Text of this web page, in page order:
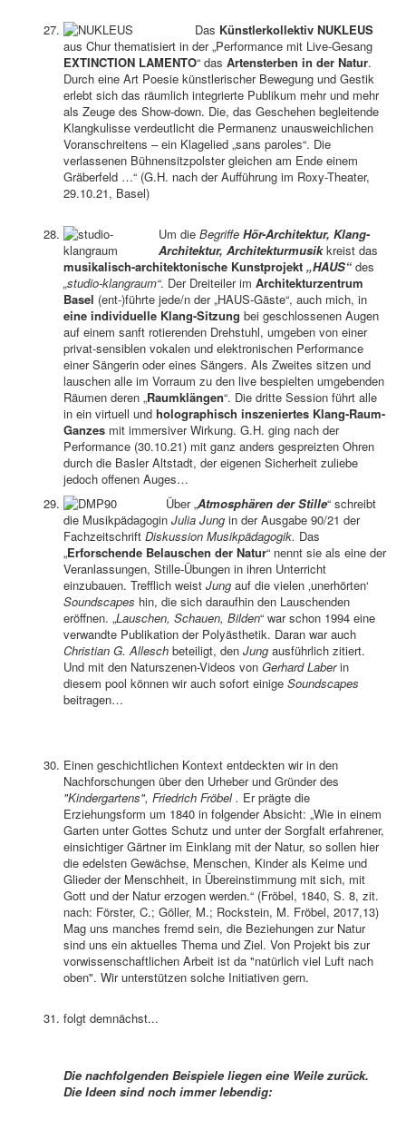
Das Künstlerkollektiv NUKLEUS
aus Chur thematisiert in der „Performance mit Live-Gesang
EXTINCTION LAMENTO“ das Artensterben in der Natur.
Durch eine Art Poesie künstlerischer Bewegung und Gestik
erlebt sich das räumlich integrierte Publikum mehr und mehr
als Zeuge des Show-down. Die, das Geschehen begleitende
Klangkulisse verdeutlicht die Permanenz unausweichlichen
Voranschreitens – ein Klagelied „sans paroles“. Die
verlassenen Bühnensitzpolster gleichen am Ende einem
Gräberfeld …“ (G.H. nach der Aufführung im Roxy-Theater,
29.10.21, Basel)
Um dieBegriffeHör-Architektur, Klang-
Architektur, Architekturmusikkreist das
musikalisch-architektonische Kunstprojekt „HAUS“ des
„studio-klangraum“. Der Dreiteiler im Architekturzentrum
Basel (ent-)führte jede/n der „HAUS-Gäste“, auch mich, in
eine individuelle Klang-Sitzung bei geschlossenen Augen
auf einem sanft rotierenden Drehstuhl, umgeben von einer
privat-sensiblen vokalen und elektronischen Performance
einer Sängerin oder eines Sängers. Als Zweites sitzen und
lauschen alle im Vorraum zu den live bespielten umgebenden
Räumen deren „Raumklängen“. Die dritte Session führt alle
in ein virtuell und holographisch inszeniertes Klang-Raum-
Ganzes mit immersiver Wirkung. G.H. ging nach der
Performance (30.10.21) mit ganz anders gespreizten Ohren
durch die Basler Altstadt, der eigenen Sicherheit zuliebe
jedoch offenen Auges…
Über „Atmosphären der Stille“ schreibt
die Musikpädagogin Julia Jung in der Ausgabe 90/21 der
Fachzeitschrift Diskussion Musikpädagogik. Das
„Erforschende Belauschen der Natur“ nennt sie als eine der
Veranlassungen, Stille-Übungen in ihren Unterricht
einzubauen. Trefflich weist Jung auf die vielen ‚unerhörten‘
Soundscapes hin, die sich daraufhin den Lauschenden
eröffnen. „Lauschen, Schauen, Bilden“ war schon 1994 eine
verwandte Publikation der Polyästhetik. Daran war auch
Christian G. Allesch beteiligt, den Jung ausführlich zitiert.
Und mit den Naturszenen-Videos von Gerhard Laberin
diesem pool können wir auch sofort einige Soundscapes
beitragen…
Einen geschichtlichen Kontext entdeckten wir in den
Nachforschungen über den Urheber und Gründer des
"Kindergartens", Friedrich Fröbel . Er prägte die
Erziehungsform um 1840 in folgender Absicht: „Wie in einem
Garten unter Gottes Schutz und unter der Sorgfalt erfahrener,
einsichtiger Gärtner im Einklang mit der Natur, so sollen hier
die edelsten Gewächse, Menschen, Kinder als Keime und
Glieder der Menschheit, in Übereinstimmung mit sich, mit
Gott und der Natur erzogen werden.“ (Fröbel, 1840, S. 8, zit.
nach: Förster, C.; Göller, M.; Rockstein, M. Fröbel, 2017,13)
Mag uns manches fremd sein, die Beziehungen zur Natur
sind uns ein aktuelles Thema und Ziel. Von Projekt bis zur
vorwissenschaftlichen Arbeit ist da "natürlich viel Luft nach
oben". Wir unterstützen solche Initiativen gern.
folgt demnächst...
Die nachfolgenden Beispiele liegen eine Weile zurück.
Die Ideen sind noch immer lebendig: